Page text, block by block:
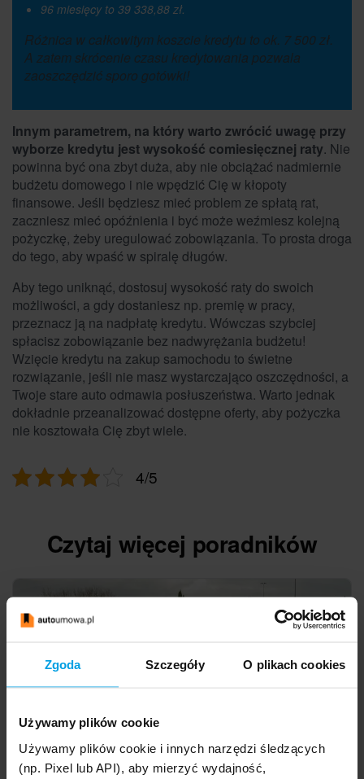
Zgoda Szczegóły O plikach cookies
Używamy plików cookie
Używamy plików cookie i innych narzędzi śledzących
(np. Pixel lub API), aby mierzyć wydajność,
96 miesięcy to 39 338,88 zł.
Różnica w całkowitym koszcie kredytu to ok. 7 500 zł.
A zatem skrócenie czasu kredytowania pozwala
zaoszczędzić sporo gotówki!
Innym parametrem, na który warto zwrócić uwagę przy
wyborze kredytu jest wysokość comiesięcznej raty. Nie
powinna być ona zbyt duża, aby nie obciążać nadmiernie
budżetu domowego i nie wpędzić Cię w kłopoty
finansowe. Jeśli będziesz mieć problem ze spłatą rat,
zaczniesz mieć opóźnienia i być może weźmiesz kolejną
pożyczkę, żeby uregulować zobowiązania. To prosta droga
do tego, aby wpaść w spiralę długów.
Aby tego uniknąć, dostosuj wysokość raty do swoich
możliwości, a gdy dostaniesz np. premię w pracy,
przeznacz ją na nadpłatę kredytu. Wówczas szybciej
spłacisz zobowiązanie bez nadwyrężania budżetu!
Wzięcie kredytu na zakup samochodu to świetne
rozwiązanie, jeśli nie masz wystarczająco oszczędności, a
Twoje stare auto odmawia posłuszeństwa. Warto jednak
dokładnie przeanalizować dostępne oferty, aby pożyczka
nie kosztowała Cię zbyt wiele.
4/5
Czytaj więcej poradników
14.02.2017
Odpowiedzialność za szkodę po
sprzedaży auta